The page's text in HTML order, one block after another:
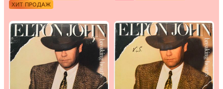
ХИТ ПРОДАЖ